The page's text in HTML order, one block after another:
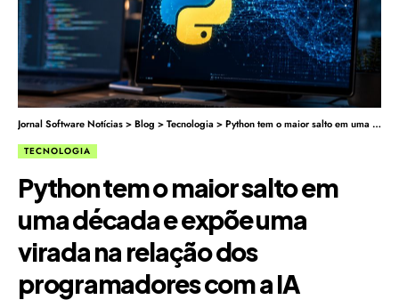
Jornal Software Notícias>Blog >Tecnologia>Python tem o maior salto em uma década e expõe uma virada na relação dos programadores com a IA
TECNOLOGIA
Python tem o maior salto em
uma década e expõe uma
virada na relação dos
programadores com a IA